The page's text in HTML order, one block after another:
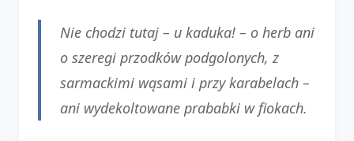
Nie chodzi tutaj – u kaduka! – o herb ani
o szeregi przodków podgolonych, z
sarmackimi wąsami i przy karabelach –
ani wydekoltowane prababki w fiokach.